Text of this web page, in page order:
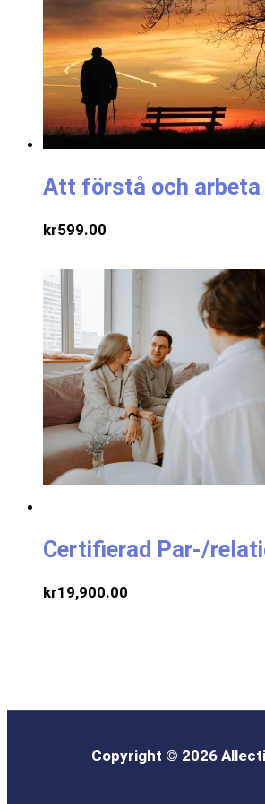
Att förstå och arbeta
kr599.00
Certifierad Par-/
kr19,900.00
Copyright © 2026